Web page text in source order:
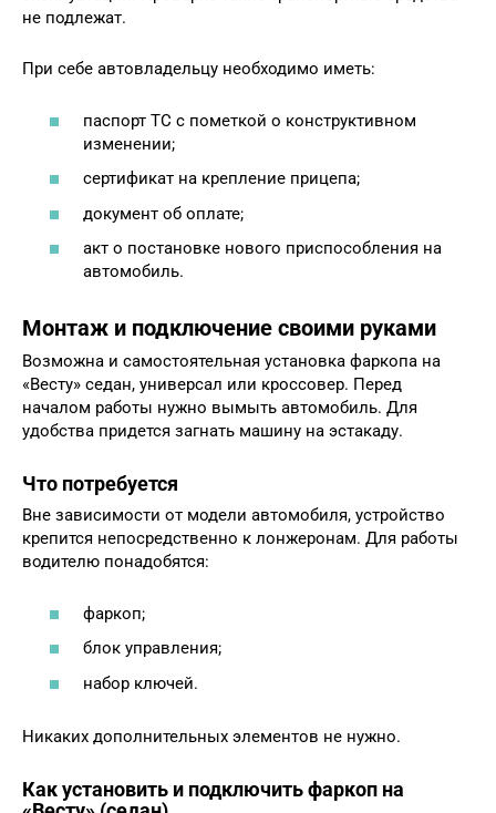
не подлежат.
При себе автовладельцу необходимо иметь:
паспорт ТС с пометкой о конструктивном
изменении;
сертификат на крепление прицепа;
документ об оплате;
акт о постановке нового приспособления на
автомобиль.
Монтаж и подключение своими руками
Возможна и самостоятельная установка фаркопа на
«Весту» седан, универсал или кроссовер. Перед
началом работы нужно вымыть автомобиль. Для
удобства придется загнать машину на эстакаду.
Что потребуется
Вне зависимости от модели автомобиля, устройство
крепится непосредственно к лонжеронам. Для работы
водителю понадобятся:
фаркоп;
блок управления;
набор ключей.
Никаких дополнительных элементов не нужно.
Как установить и подключить фаркоп на